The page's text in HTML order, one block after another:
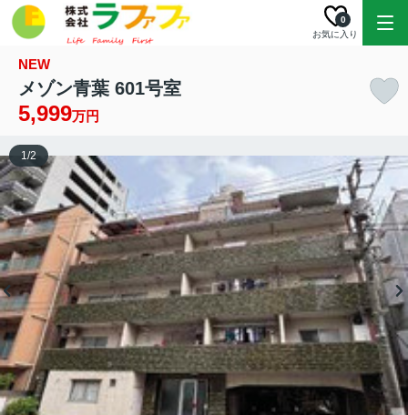
お気に入り
0
NEW
メゾン青葉 601号室
5,999万円
1/2